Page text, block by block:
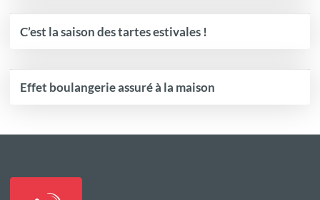
C’est la saison des tartes estivales !
Effet boulangerie assuré à la maison